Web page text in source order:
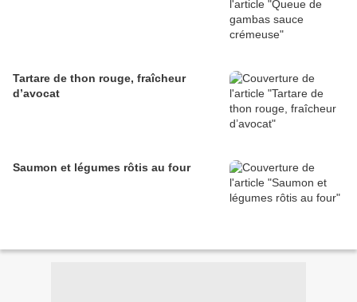
Tartare de thon rouge, fraîcheur
d’avocat
Saumon et légumes rôtis au four